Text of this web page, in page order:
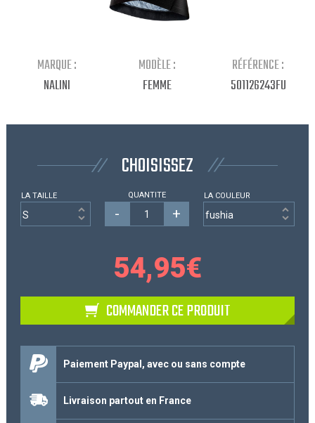
Continuer mes achats
MARQUE :
NALINI
MODÈLE :
FEMME
RÉFÉRENCE :
501126243FU
CHOISISSEZ
LA TAILLE QUANTITE
- +
LA COULEUR
54,95€
COMMANDER CE PRODUIT
Paiement Paypal, avec ou sans compte
Livraison partout en France